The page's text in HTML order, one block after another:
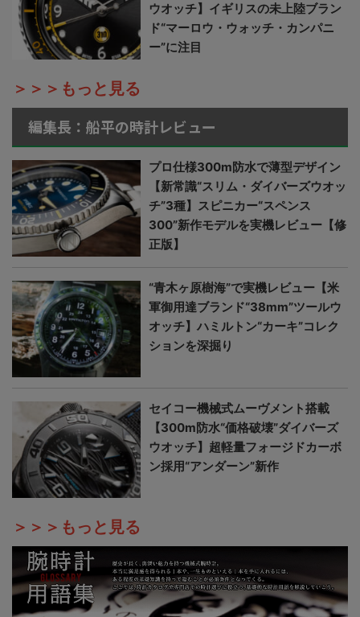
ウオッチ】イギリスの未上陸ブラン
ド“マーロウ・ウォッチ・カンパニ
ー”に注目
＞＞＞もっと見る
編集長：船平の時計レビュー
プロ仕様300m防水で薄型デザイン
【新常識“スリム・ダイバーズウオッ
チ”3種】スピニカー“スペンス
300”新作モデルを実機レビュー【修
正版】
“青木ヶ原樹海”で実機レビュー【米
軍御用達ブランド“38mm”ツールウ
オッチ】ハミルトン“カーキ”コレク
ションを深掘り
セイコー機械式ムーヴメント搭載
【300m防水“価格破壊”ダイバーズ
ウオッチ】超軽量フォージドカーボ
ン採用“アンダーン”新作
＞＞＞もっと見る